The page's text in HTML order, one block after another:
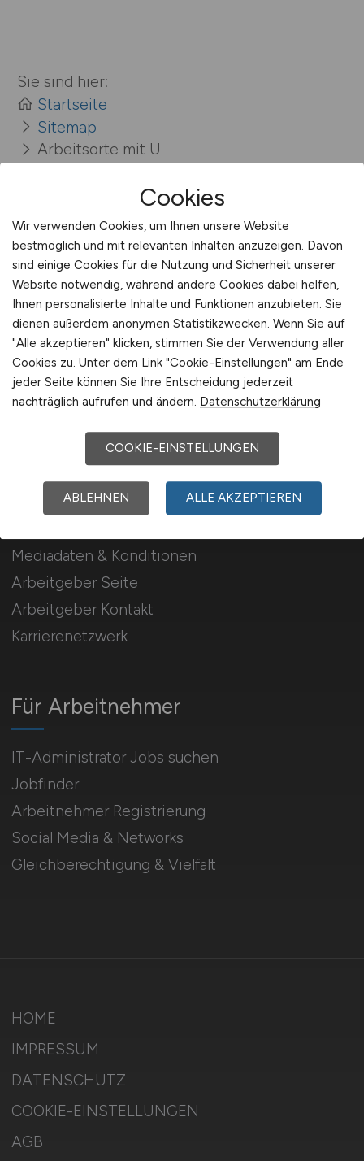
Sie sind hier:
Startseite
Sitemap
Arbeitsorte mit U
IT-ADMINISTRATOR.JOBS
1.642 aktuelle Stellen – Stellenangebot – Jobs –
IT Administrator: Jobbörse IT-
ADMINISTRATOR.JOBS
Für Arbeitnehmer
IT-Administrator Jobs suchen
Jobfinder
Arbeitnehmer Registrierung
Social Media & Networks
Gleichberechtigung & Vielfalt
Für Arbeitgeber
Mediadaten & Konditionen
Arbeitgeber Seite
Arbeitgeber Kontakt
Karrierenetzwerk
HOME
IMPRESSUM
DATENSCHUTZ
COOKIE-EINSTELLUNGEN
AGB
Cookies
Wir verwenden Cookies, um Ihnen unsere Website
bestmöglich und mit relevanten Inhalten anzuzeigen. Davon
sind einige Cookies für die Nutzung und Sicherheit unserer
Website notwendig, während andere Cookies dabei helfen,
Ihnen personalisierte Inhalte und Funktionen anzubieten. Sie
dienen außerdem anonymen Statistikzwecken. Wenn Sie auf
"Alle akzeptieren" klicken, stimmen Sie der Verwendung aller
Cookies zu. Unter dem Link "Cookie-Einstellungen" am Ende
jeder Seite können Sie Ihre Entscheidung jederzeit
nachträglich aufrufen und ändern. Datenschutzerklärung
COOKIE-EINSTELLUNGEN
ABLEHNEN ALLE AKZEPTIEREN